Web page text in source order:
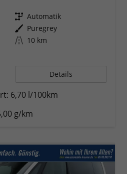
Getriebe Automatik
Außenfarbe Puregrey
Kilometerstand 10 km
Details
6,70 l/100km
g/km